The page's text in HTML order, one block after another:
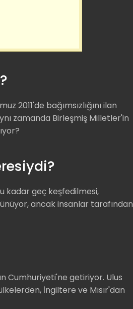
2011'de bağımsızlığını ilan
zamanda Birleşmiş Milletler'in
kadar geç keşfedilmesi,
ancak insanlar tarafından
Cumhuriyeti'ne getiriyor. Ulus
İngiltere ve Mısır'dan